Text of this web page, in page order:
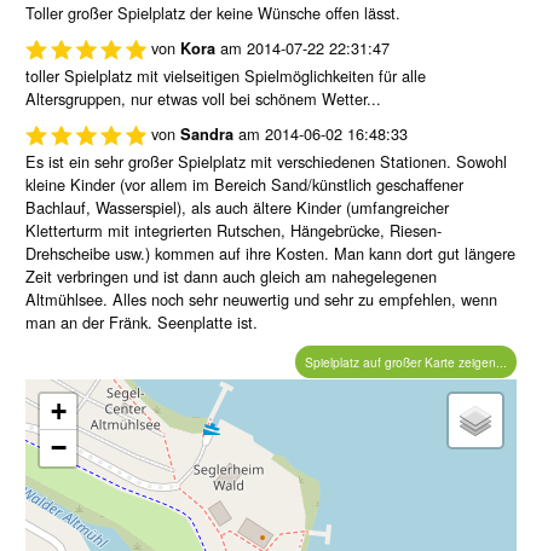
Toller großer Spielplatz der keine Wünsche offen lässt.
von Kora am 2014-07-22 22:31:47
toller Spielplatz mit vielseitigen Spielmöglichkeiten für alle
Altersgruppen, nur etwas voll bei schönem Wetter...
von Sandra am 2014-06-02 16:48:33
Es ist ein sehr großer Spielplatz mit verschiedenen Stationen. Sowohl
kleine Kinder (vor allem im Bereich Sand/künstlich geschaffener
Bachlauf, Wasserspiel), als auch ältere Kinder (umfangreicher
Kletterturm mit integrierten Rutschen, Hängebrücke, Riesen-
Drehscheibe usw.) kommen auf ihre Kosten. Man kann dort gut längere
Zeit verbringen und ist dann auch gleich am nahegelegenen
Altmühlsee. Alles noch sehr neuwertig und sehr zu empfehlen, wenn
man an der Fränk. Seenplatte ist.
Spielplatz auf großer Karte zeigen...
+
−